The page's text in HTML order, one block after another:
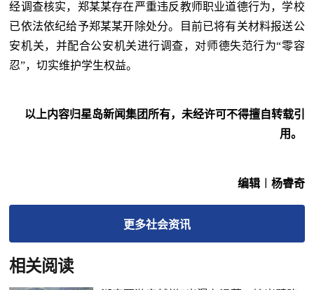
经调查核实，郑某某存在严重违反教师职业道德行为，学校
已依法依纪给予郑某某开除处分。目前已将有关材料报送公
安机关，并配合公安机关进行调查，对师德失范行为“零容
忍”，切实维护学生权益。
以上内容归星岛新闻集团所有，未经许可不得擅自转载引
用。
编辑︱杨睿奇
更多社会资讯
相关阅读